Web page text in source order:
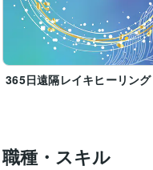
365日遠隔レイキヒーリング
職種・スキル